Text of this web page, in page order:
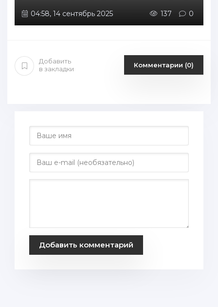
04:58, 14 сентябрь 2025 137 0
Добавить
в закладки
Комментарии (0)
Добавить комментарий